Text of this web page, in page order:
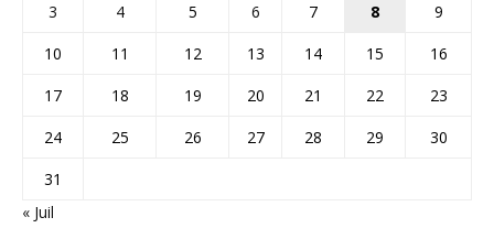
3
4 5 6 7 8
9
10
11 12 13 14 15
16
17
18 19 20 21 22
23
24
25 26 27 28 29
30
31
« Juil